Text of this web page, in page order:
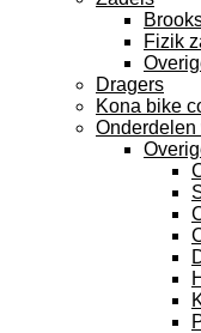
Fizik
Dragers
Kona bike